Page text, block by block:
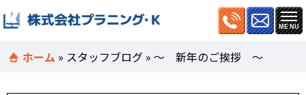
ホーム » スタッフブログ »～ 新年のご挨拶 ～